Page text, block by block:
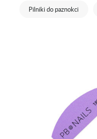
Pilniki do paznokci